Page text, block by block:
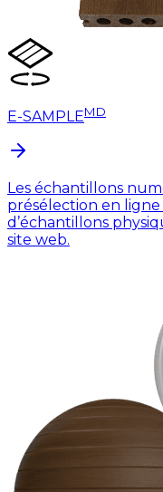
E-SAMPLEMD
Les échantillons
présélection en
d’échantillons
site web.